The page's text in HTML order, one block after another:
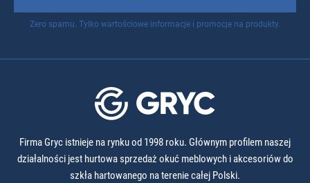
Zero spamu. Tylko wartościowe informacje i promocje na produkty.
Firma Gryc istnieje na rynku od 1998 roku. Głównym profilem naszej
działalności jest hurtowa sprzedaż okuć meblowych i akcesoriów do
szkła hartowanego na terenie całej Polski.